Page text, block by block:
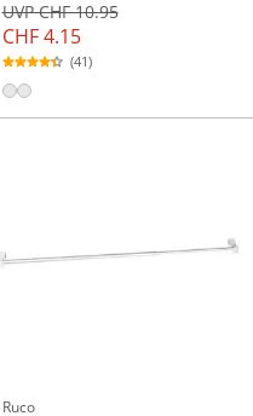
CHF 4.15
UVP CHF 10.95
(41)
Ruco